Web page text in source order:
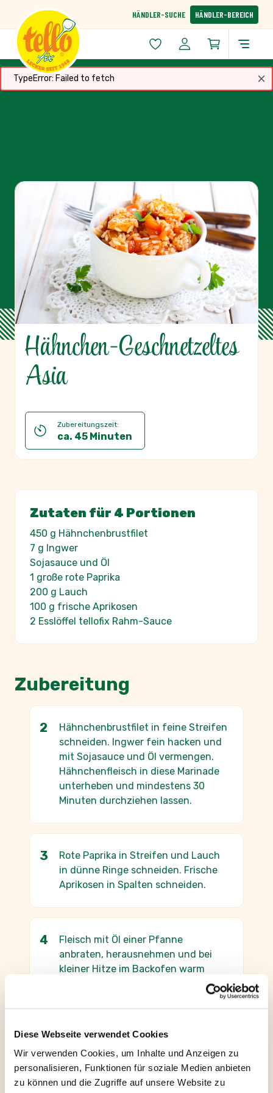
Diese Webseite verwendet Cookies
Wir verwenden Cookies, um Inhalte und Anzeigen zu
personalisieren, Funktionen für soziale Medien anbieten
zu können und die Zugriffe auf unsere Website zu
HÄNDLER-SUCHE HÄNDLER-BEREICH
TypeError: Failed to fetch
Hähnchen-Geschnetzeltes
Asia
Zubereitungszeit:
ca. 45 Minuten
Zutaten für 4 Portionen
450 g Hähnchenbrustfilet
7 g Ingwer
Sojasauce und Öl
1 große rote Paprika
200 g Lauch
100 g frische Aprikosen
2 Esslöffel tellofix Rahm-Sauce
Zubereitung
Hähnchenbrustfilet in feine Streifen
schneiden. Ingwer fein hacken und
mit Sojasauce und Öl vermengen.
Hähnchenfleisch in diese Marinade
unterheben und mindestens 30
Minuten durchziehen lassen.
Rote Paprika in Streifen und Lauch
in dünne Ringe schneiden. Frische
Aprikosen in Spalten schneiden.
Fleisch mit Öl einer Pfanne
anbraten, herausnehmen und bei
kleiner Hitze im Backofen warm
halten. Gemüse in die Pfanne geben
Minute köcheln lassen.